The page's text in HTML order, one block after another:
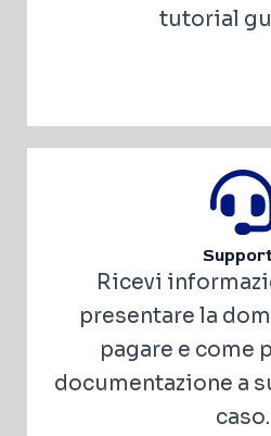
tutorial
Ricevi
presentare la
pagare e come
documentazione a
caso.